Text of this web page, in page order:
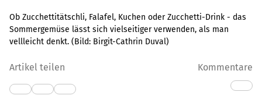
Ob Zucchettitätschli, Falafel, Kuchen oder Zucchetti-Drink - das
Sommergemüse lässt sich vielseitiger verwenden, als man
vellleicht denkt. (Bild: Birgit-Cathrin Duval)
Artikel teilen Kommentare